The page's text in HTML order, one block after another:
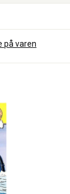
på varen